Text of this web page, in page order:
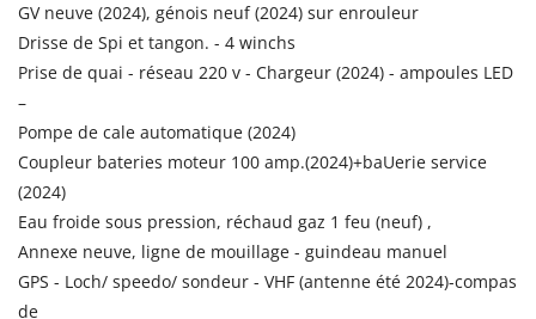
GV neuve (2024), génois neuf (2024) sur enrouleur
Drisse de Spi et tangon. - 4 winchs
Prise de quai - réseau 220 v - Chargeur (2024) - ampoules LED
–
Pompe de cale automatique (2024)
Coupleur bateries moteur 100 amp.(2024)+baUerie service
(2024)
Eau froide sous pression, réchaud gaz 1 feu (neuf) ,
Annexe neuve, ligne de mouillage - guindeau manuel
GPS - Loch/ speedo/ sondeur - VHF (antenne été 2024)-compas
de